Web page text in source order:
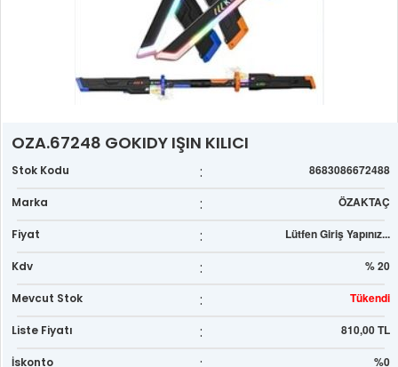
OZA.67248 GOKIDY IŞIN KILICI
Stok Kodu : 8683086672488
Marka : ÖZAKTAÇ
Fiyat : Lütfen Giriş Yapınız...
Kdv : % 20
Mevcut Stok : Tükendi
Liste Fiyatı : 810,00 TL
İskonto %0